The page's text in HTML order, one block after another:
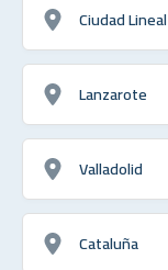
Ciudad Lineal
Lanzarote
Valladolid
Cataluña